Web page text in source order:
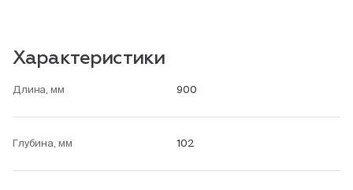
Характеристики
Длина, мм 900
Глубина, мм 102